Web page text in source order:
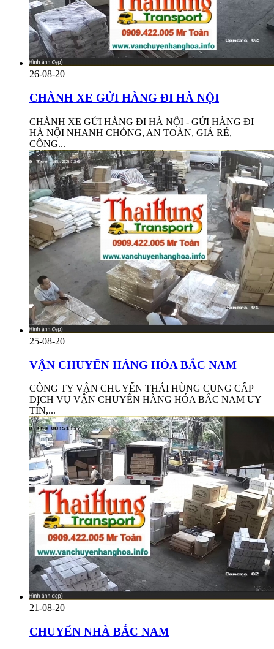
26-08-20
CHÀNH XE GỬI HÀNG ĐI HÀ NỘI
CHÀNH XE GỬI HÀNG ĐI HÀ NỘI - GỬI HÀNG ĐI
HÀ NỘI NHANH CHÓNG, AN TOÀN, GIÁ RẺ,
CÔNG...
25-08-20
VẬN CHUYỂN HÀNG HÓA BẮC NAM
CÔNG TY VẬN CHUYỂN THÁI HÙNG CUNG CẤP
DỊCH VỤ VẬN CHUYỂN HÀNG HÓA BẮC NAM UY
TÍN,...
21-08-20
CHUYỂN NHÀ BẮC NAM